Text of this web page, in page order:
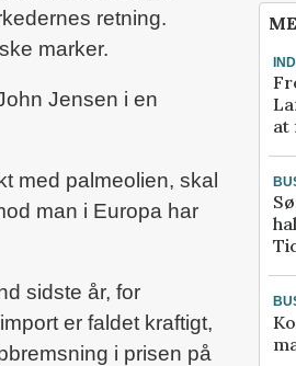
retning.
marker.
Jensen i en
med palmeolien, skal
man i Europa har
sidste år, for
er faldet kraftigt,
i prisen på
at